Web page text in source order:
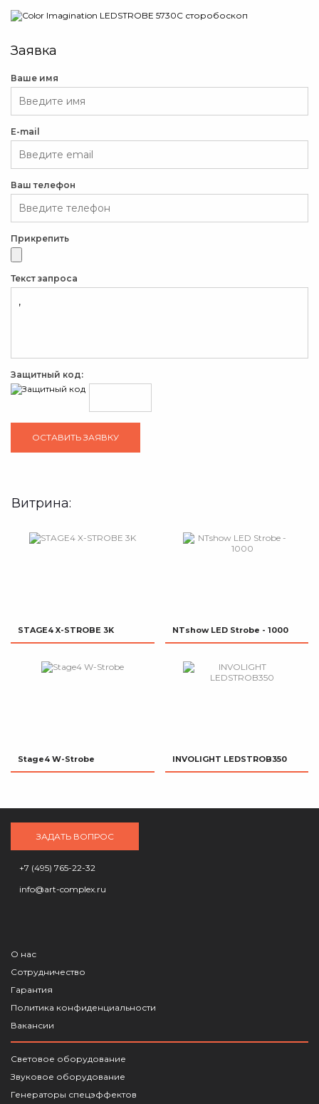
Заявка
Ваше имя
E-mail
Ваш телефон
Прикрепить
Текст запроса
Защитный код:
Витрина:
STAGE4 X-STROBE 3K NTshow LED Strobe - 1000
Stage4 W-Strobe INVOLIGHT LEDSTROB350
ЗАДАТЬ ВОПРОС
+7 (495) 765-22-32
info@art-complex.ru
О нас
Сотрудничество
Гарантия
Политика конфиденциальности
Вакансии
Световое оборудование
Звуковое оборудование
Генераторы спецэффектов